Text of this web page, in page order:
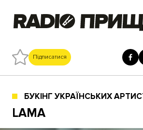
Підписатися
БУКІНГ УКРАЇНСЬКИХ
LAMA